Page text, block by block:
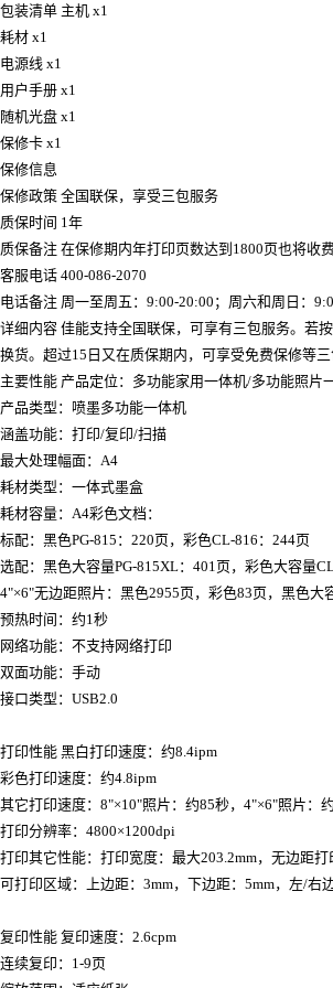
包装清单 主机 x1
耗材 x1
电源线 x1
用户手册 x1
随机光盘 x1
保修卡 x1
保修信息
保修政策 全国联保，享受三包服务
质保时间 1年
质保备注 在保修期内年打印页数达到1800页也将收
客服电话 400-086-2070
电话备注 周一至周五：9:00-20:00；周六和周日：
详细内容 佳能支持全国联保，可享有三包服务。若
换货。超过15日又在质保期内，可享受免费保修等
主要性能 产品定位：多功能家用一体机/多功能照片
产品类型：喷墨多功能一体机
涵盖功能：打印/复印/扫描
最大处理幅面：A4
耗材类型：一体式墨盒
耗材容量：A4彩色文档：
标配：黑色PG-815：220页，彩色CL-816：244页
选配：黑色大容量PG-815XL：401页，彩色大容量
4"×6"无边距照片：黑色2955页，彩色83页，黑色大
预热时间：约1秒
网络功能：不支持网络打印
双面功能：手动
接口类型：USB2.0
打印性能 黑白打印速度：约8.4ipm
彩色打印速度：约4.8ipm
其它打印速度：8"×10"照片：约85秒，4"×6"照片：
打印分辨率：4800×1200dpi
打印其它性能：打印宽度：最大203.2mm，无边距打
可打印区域：上边距：3mm，下边距：5mm，左/右
复印性能 复印速度：2.6cpm
连续复印：1-9页